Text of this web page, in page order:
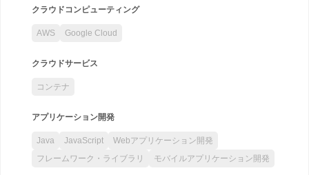
クラウドコンピューティング
AWS Google Cloud
クラウドサービス
コンテナ
アプリケーション開発
Java JavaScript
Webアプリケーション開発
フレームワーク・ライブラリ
モバイルアプリケーション開発